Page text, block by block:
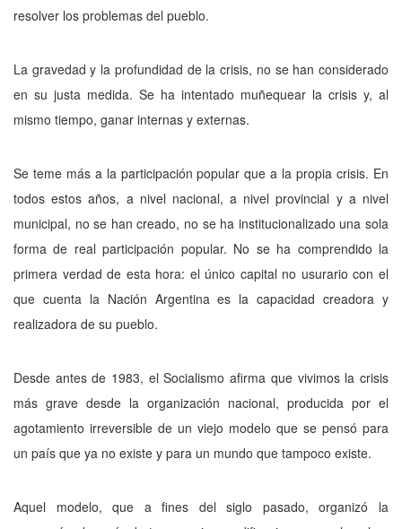
resolver los problemas del pueblo.
La gravedad y la profundidad de la crisis, no se han considerado
en su justa medida. Se ha intentado muñequear la crisis y, al
mismo tiempo, ga­nar internas y externas.
Se teme más a la participación popular que a la propia crisis. En
todos estos años, a nivel nacional, a nivel provincial y a nivel
municipal, no se han creado, no se ha institucionalizado una sola
forma de real participación popular. No se ha comprendido la
primera verdad de esta hora: el único ca­pital no usurario con el
que cuenta la Nación Argentina es la capacidad cre­adora y
realizadora de su pueblo.
Desde antes de 1983, el Socialismo afirma que vivimos la crisis
más grave desde la organización nacional, producida por el
agotamiento irre­versible de un viejo modelo que se pensó para
un país que ya no existe y para un mundo que tampoco existe.
Aquel modelo, que a fines del siglo pasado, organizó la